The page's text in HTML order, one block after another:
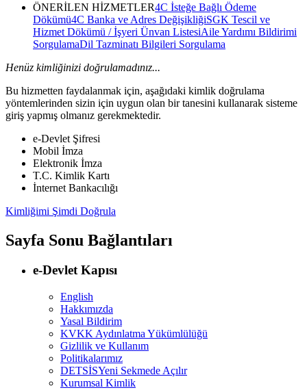
ÖNERİLEN HİZMETLER4C İsteğe Bağlı Ödeme
Dökümü4C Banka ve Adres DeğişikliğiSGK Tescil ve
Hizmet Dökümü / İşyeri Ünvan ListesiAile Yardımı Bildirimi
SorgulamaDil Tazminatı Bilgileri Sorgulama
Henüz kimliğinizi doğrulamadınız...
Bu hizmetten faydalanmak için, aşağıdaki kimlik doğrulama
yöntemlerinden sizin için uygun olan bir tanesini kullanarak sisteme
giriş yapmış olmanız gerekmektedir.
e-Devlet Şifresi
Mobil İmza
Elektronik İmza
T.C. Kimlik Kartı
İnternet Bankacılığı
Kimliğimi Şimdi Doğrula
Sayfa Sonu Bağlantıları
e-Devlet Kapısı
English
Hakkımızda
Yasal Bildirim
KVKK Aydınlatma Yükümlülüğü
Gizlilik ve Kullanım
Politikalarımız
DETSİSYeni Sekmede Açılır
Kurumsal Kimlik